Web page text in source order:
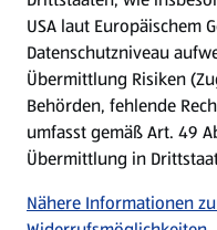
Gutscheingroßbestellung
(öffnet in einem neuen
Folge uns hier:
Jetzt die HOFER App
USA laut Europäischem
Datenschutzniveau
Übermittlung Risiken
Behörden, fehlende
umfasst gemäß Art. 49
Übermittlung in
Nähere Informationen